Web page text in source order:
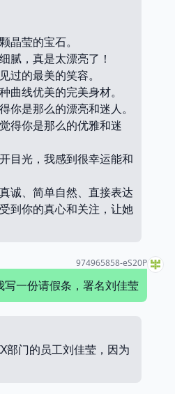
晶莹的宝石。
腻，真是太漂亮了！
过的最美的笑容。
曲线优美的完美身材。
你是那么的漂亮和迷人。
得你是那么的优雅和迷
目光，我感到很幸运能和
诚、简单自然、直接表达
到你的真心和关注，让她
974965858-eS20P
写一份请假条，署名刘佳莹
部门的员工刘佳莹，因为